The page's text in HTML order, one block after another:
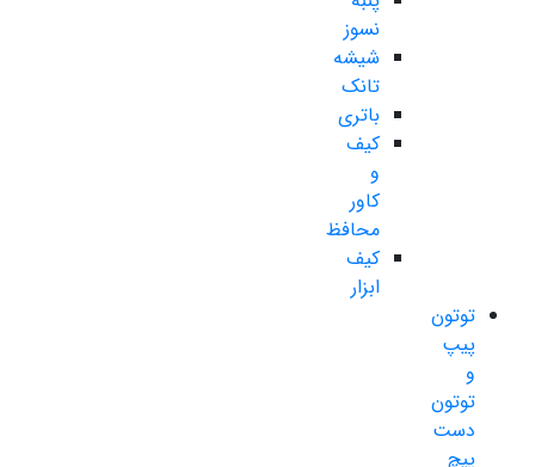
نسوز
شیشه
تانک
باتری
کیف
و
کاور
محافظ
کیف
ابزار
توتون
پیپ
و
توتون
دست
پیچ